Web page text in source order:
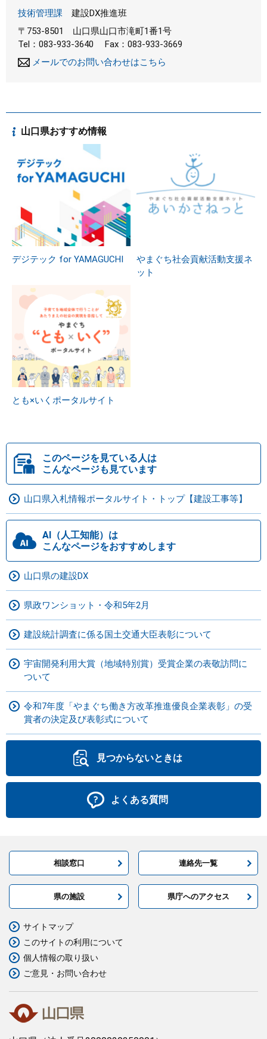
技術管理課
建設DX推進班
〒753-8501
山口県山口市滝町1番1号
Tel：083-933-3640
Fax：083-933-3669
メールでのお問い合わせはこちら
山口県おすすめ情報
デジテック for YAMAGUCHI
やまぐち社会貢献活動支援ネ
ット
とも×いくポータルサイト
このページを見ている人は
こんなページも見ています
山口県入札情報ポータルサイト・トップ【建設工事等】
AI（人工知能）は
こんなページをおすすめします
山口県の建設DX
県政ワンショット・令和5年2月
建設統計調査に係る国土交通大臣表彰について
宇宙開発利用大賞（地域特別賞）受賞企業の表敬訪問に
ついて
令和7年度「やまぐち働き方改革推進優良企業表彰」の受
賞者の決定及び表彰式について
見つからないときは
よくある質問
相談窓口 連絡先一覧
県の施設 県庁へのアクセス
サイトマップ
このサイトの利用について
個人情報の取り扱い
ご意見・お問い合わせ